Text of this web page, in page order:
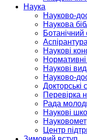
Наука
Науково-
Наукова
Ботанічний
Наукові
Наукові
Науково-
Докторські
Перевірка
Рада
Наукові
Центр